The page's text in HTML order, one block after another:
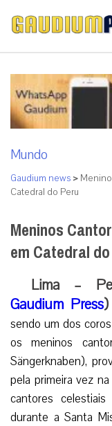
Mundo
Gaudium news >
Catedral do Peru
Meninos
em Catedral
Lima –
Gaudium Press)
sendo um dos
os meninos
Sängerknaben),
pela primeira vez
cantores
durante a Santa